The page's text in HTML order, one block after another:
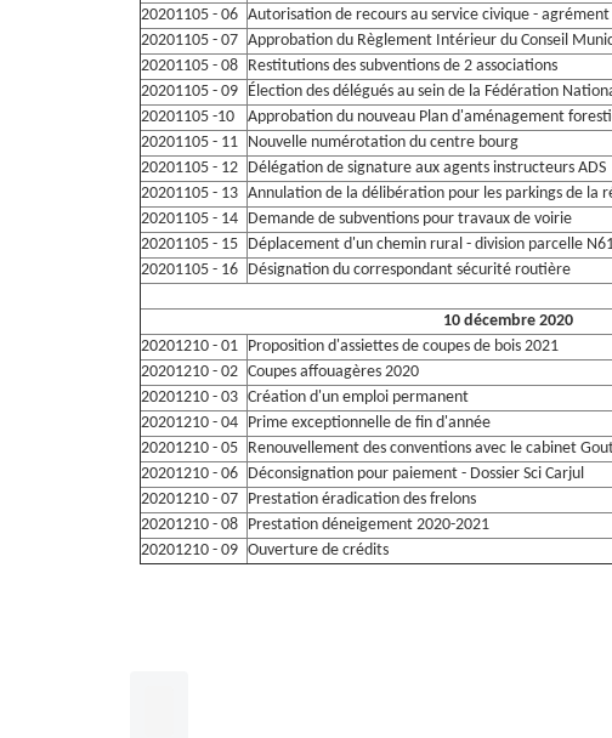
20201105 - 06 Autorisation de recours au service civique - agrément
20201105 - 07 Approbation du Règlement Intérieur du Conseil
20201105 - 08 Restitutions des subventions de 2 associations
20201105 - 09 Élection des délégués au sein de la Fédération
20201105 -10
Approbation du nouveau Plan d'aménagement
20201105 - 11 Nouvelle numérotation du centre bourg
20201105 - 12 Délégation de signature aux agents instructeurs ADS
20201105 - 13 Annulation de la délibération pour les parkings de la
20201105 - 14 Demande de subventions pour travaux de voirie
20201105 - 15 Déplacement d'un chemin rural - division parcelle
20201105 - 16 Désignation du correspondant sécurité routière
10 décembre 2020
20201210 - 01 Proposition d'assiettes de coupes de bois 2021
20201210 - 02 Coupes affouagères 2020
20201210 - 03 Création d'un emploi permanent
20201210 - 04 Prime exceptionnelle de fin d'année
20201210 - 05 Renouvellement des conventions avec le cabinet
20201210 - 06 Déconsignation pour paiement - Dossier Sci Carjul
20201210 - 07 Prestation éradication des frelons
20201210 - 08 Prestation déneigement 2020-2021
20201210 - 09 Ouverture de crédits